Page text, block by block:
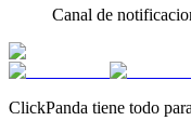
Canal de
ClickPanda tiene todo